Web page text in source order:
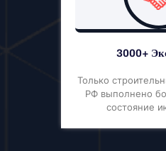
3000+
Только
РФ выполнено
состояние